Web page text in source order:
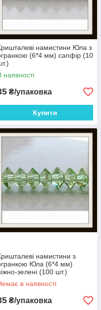
намистини Юла з
(6*4 мм) сапфір (10
наявності
₴/упаковка
Купити
намистини з
Юла (6*4 мм)
зелені (100 шт.)
в наявності
₴/упаковка